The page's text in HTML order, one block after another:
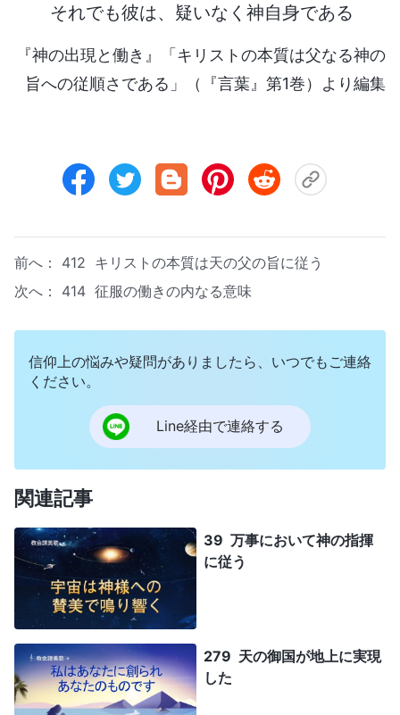
それでも彼は、疑いなく神自身である
『神の出現と働き』「キリストの本質は父なる神の
旨への従順さである」（『言葉』第1巻）より編集
前へ： 412 キリストの本質は天の父の旨に従う
次へ： 414 征服の働きの内なる意味
信仰上の悩みや疑問がありましたら、いつでもご連絡
ください。
Line経由で連絡する
関連記事
39 万事において神の指揮
に従う
279 天の御国が地上に実現
した